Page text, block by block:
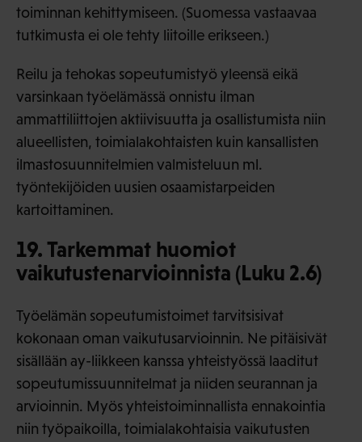
toiminnan kehittymiseen. (Suomessa vastaavaa
tutkimusta ei ole tehty liitoille erikseen.)
Reilu ja tehokas sopeutumistyö yleensä eikä
varsinkaan työelämässä onnistu ilman
ammattiliittojen aktiivisuutta ja osallistumista niin
alueellisten, toimialakohtaisten kuin kansallisten
ilmastosuunnitelmien valmisteluun ml.
työntekijöiden uusien osaamistarpeiden
kartoittaminen.
19. Tarkemmat huomiot
vaikutustenarvioinnista (Luku 2.6)
Työelämän sopeutumistoimet tarvitsisivat
kokonaan oman vaikutusarvioinnin. Ne pitäisivät
sisällään ay-liikkeen kanssa yhteistyössä laaditut
sopeutumissuunnitelmat ja niiden seurannan ja
arvioinnin. Myös yhteistoiminnallista ennakointia
niin työpaikoilla, toimialakohtaisia vaikutusten